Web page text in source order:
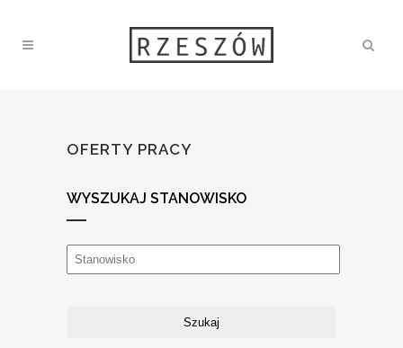
OFERTY PRACY
WYSZUKAJ STANOWISKO